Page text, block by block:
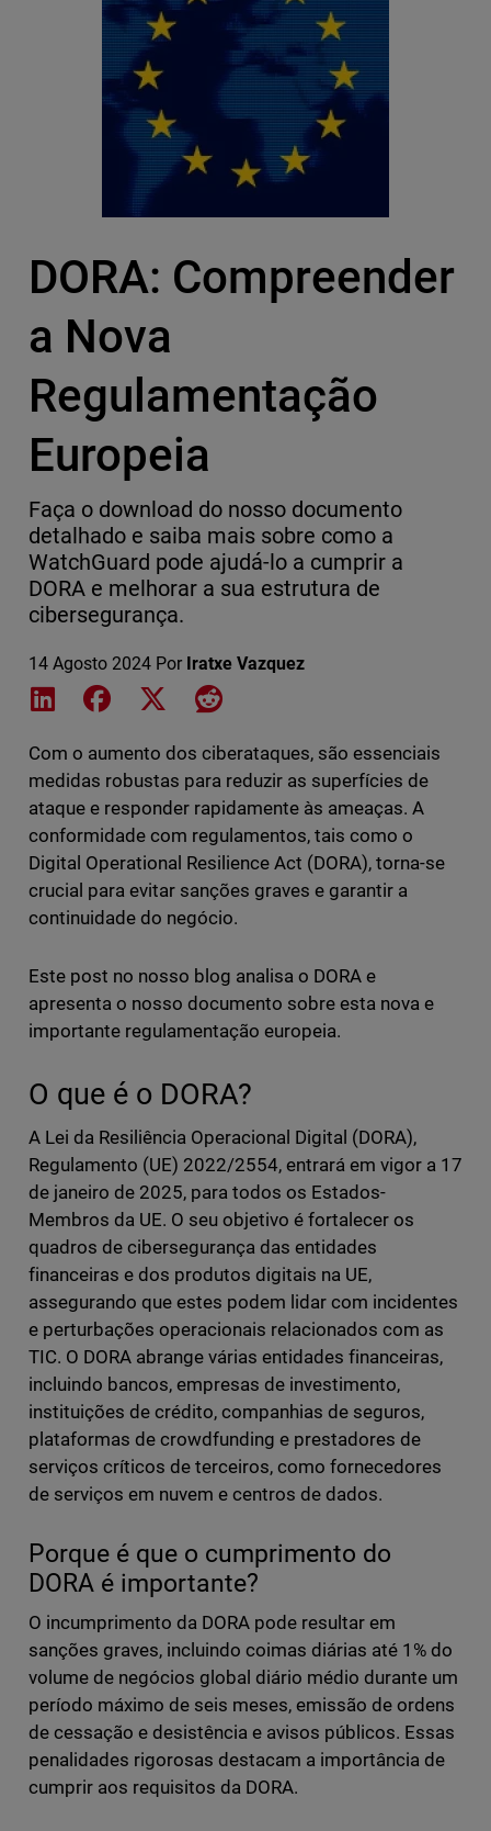
DORA: Compreender
a Nova
Regulamentação
Europeia
Faça o download do nosso documento
detalhado e saiba mais sobre como a
WatchGuard pode ajudá-lo a cumprir a
DORA e melhorar a sua estrutura de
cibersegurança.
14 Agosto 2024 Por Iratxe Vazquez
Share on LinkedIn
Share on Facebook
Share on XShare on Reddit
Com o aumento dos ciberataques, são essenciais
medidas robustas para reduzir as superfícies de
ataque e responder rapidamente às ameaças. A
conformidade com regulamentos, tais como o
Digital Operational Resilience Act (DORA), torna-se
crucial para evitar sanções graves e garantir a
continuidade do negócio.
Este post no nosso blog analisa o DORA e
apresenta o nosso documento sobre esta nova e
importante regulamentação europeia.
O que é o DORA?
A Lei da Resiliência Operacional Digital (DORA),
Regulamento (UE) 2022/2554, entrará em vigor a 17
de janeiro de 2025, para todos os Estados-
Membros da UE. O seu objetivo é fortalecer os
quadros de cibersegurança das entidades
financeiras e dos produtos digitais na UE,
assegurando que estes podem lidar com incidentes
e perturbações operacionais relacionados com as
TIC. O DORA abrange várias entidades financeiras,
incluindo bancos, empresas de investimento,
instituições de crédito, companhias de seguros,
plataformas de crowdfunding e prestadores de
serviços críticos de terceiros, como fornecedores
de serviços em nuvem e centros de dados.
Porque é que o cumprimento do
DORA é importante?
O incumprimento da DORA pode resultar em
sanções graves, incluindo coimas diárias até 1% do
volume de negócios global diário médio durante um
período máximo de seis meses, emissão de ordens
de cessação e desistência e avisos públicos. Essas
penalidades rigorosas destacam a importância de
cumprir aos requisitos da DORA.